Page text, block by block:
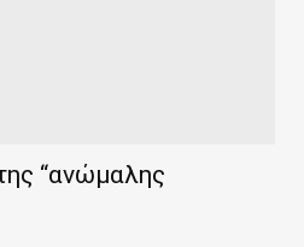
“ανώμαλης